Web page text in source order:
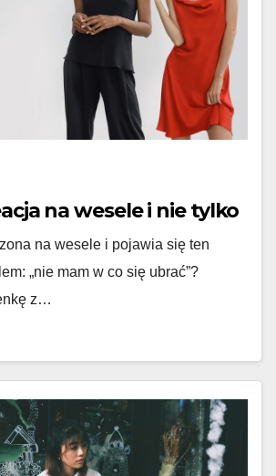
na wesele i nie tylko
na wesele i pojawia się ten
„nie mam w co się ubrać”?
z…